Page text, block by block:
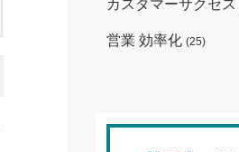
カスタマーサクセス
営業 効率化 (25)